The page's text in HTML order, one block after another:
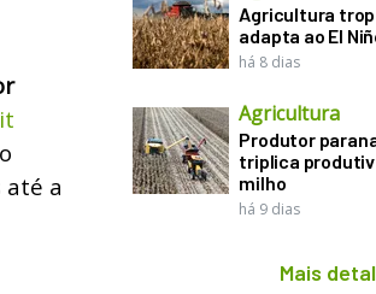
até a
Agricultura
adapta ao El
há 8 dias
Agricultura
Produtor
triplica
milho
há 9 dias
Mais